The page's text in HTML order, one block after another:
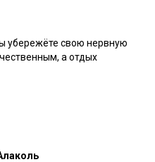
убережёте свою нервную
а отдых